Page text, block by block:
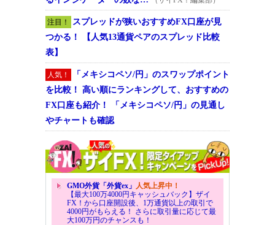
注目！
スプレッドが狭いおすすめFX口座が見
つかる！ 【人気13通貨ペアのスプレッド比較
表】
人気！
「メキシコペソ/円」のスワップポイント
を比較！ 高い順にランキングして、おすすめの
FX口座も紹介！ 「メキシコペソ/円」の見通し
やチャートも確認
GMO外貨「外貨ex」 人気上昇中！
【最大100万4000円キャッシュバック】ザイ
FX！から口座開設後、1万通貨以上の取引で
4000円がもらえる！ さらに取引量に応じて最
大100万円のチャンスも！